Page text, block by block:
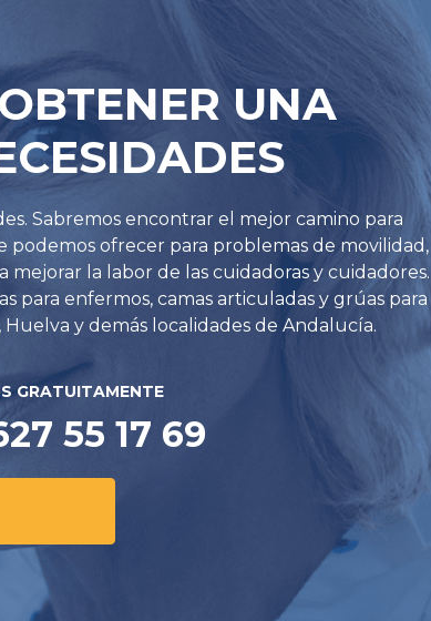
UNA
Sabremos encontrar el mejor camino para
podemos ofrecer para problemas de movilidad,
mejorar la labor de las cuidadoras y cuidadores.
para enfermos, camas articuladas y grúas para
Huelva y demás localidades de Andalucía.
GRATUITAMENTE
55 17 69